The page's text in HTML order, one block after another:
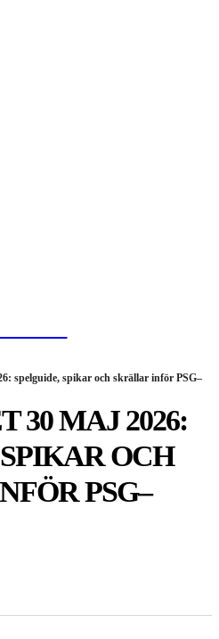
spelguide, spikar och skrällar inför PSG–
30 MAJ 2026:
OCH
PSG–